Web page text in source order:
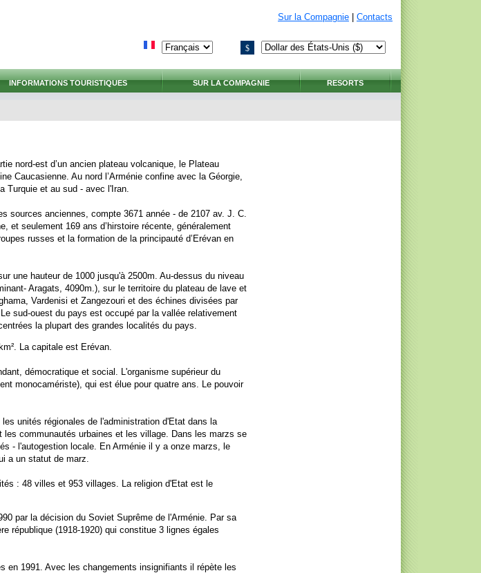
Sur la Compagnie Contacts
$
INFORMATIONS TOURISTIQUES SUR LA COMPAGNIE RESORTS
nord-est d’un ancien plateau volcanique, le Plateau
Caucasienne. Au nord l’Arménie confine avec la Géorgie,
Turquie et au sud - avec l'Iran.
sources anciennes, compte 3671 année - de 2107 av. J. C.
et seulement 169 ans d’hirstoire récente, généralement
russes et la formation de la principauté d’Erévan en
une hauteur de 1000 jusqu'à 2500m. Au-dessus du niveau
Aragats, 4090m.), sur le territoire du plateau de lave et
Vardenisi et Zangezouri et des échines divisées par
sud-ouest du pays est occupé par la vallée relativement
la plupart des grandes localités du pays.
La capitale est Erévan.
démocratique et social. L'organisme supérieur du
monocamériste), qui est élue pour quatre ans. Le pouvoir
les unités régionales de l'administration d'Etat dans la
les communautés urbaines et les village. Dans les marzs se
- l'autogestion locale. En Arménie il y a onze marzs, le
a un statut de marz.
: 48 villes et 953 villages. La religion d'Etat est le
par la décision du Soviet Suprême de l'Arménie. Par sa
république (1918-1920) qui constitue 3 lignes égales
en 1991. Avec les changements insignifiants il répète les